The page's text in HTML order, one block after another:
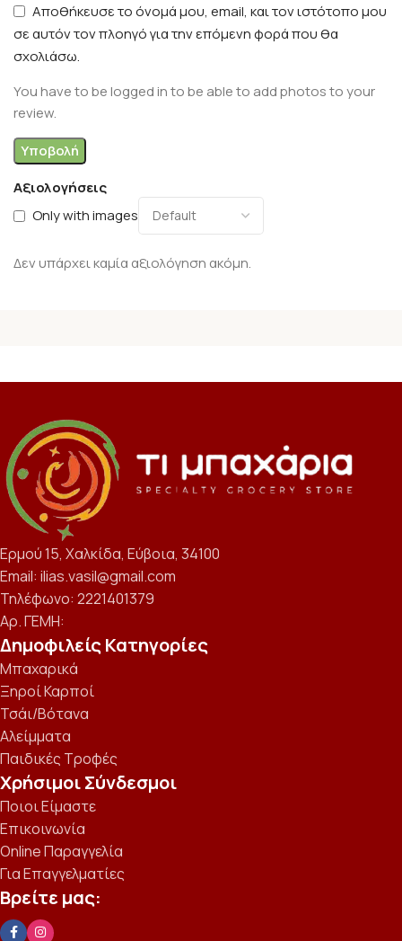
Αξιολογήσεις
Only with images
Δεν υπάρχει καμία αξιολόγηση ακόμη.
Αποθήκευσε το όνομά μου, email, και τον ιστότοπο μου
σε αυτόν τον πλοηγό για την επόμενη φορά που θα
σχολιάσω.
You have to be logged in to be able to add photos to your
review.
Ερμού 15, Χαλκίδα, Εύβοια, 34100
Email: ilias.vasil@gmail.com
Τηλέφωνο: 2221401379
Αρ. ΓΕΜΗ:
Δημοφιλείς Κατηγορίες
Μπαχαρικά
Ξηροί Καρποί
Τσάι/Βότανα
Αλείμματα
Παιδικές Τροφές
Χρήσιμοι Σύνδεσμοι
Ποιοι Είμαστε
Επικοινωνία
Online Παραγγελία
Για Επαγγελματίες
Βρείτε μας: